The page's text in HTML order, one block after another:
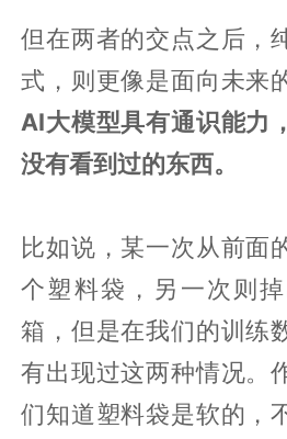
但在两者的交点之后，
式，则更像是面向未来
AI大模型具有通识能力
没有看到过的东西。
比如说，某一次从前面
个塑料袋，另一次则
箱，但是在我们的训练
有出现过这两种情况。
们知道塑料袋是软的，